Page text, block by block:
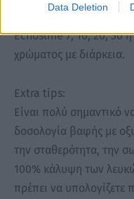
Data Deletion
Η μίξη τους θα πρέπει
Echosline 7, 10, 20, 30
χρώματος με διάρκεια.
Extra tips:
Είναι πολύ σημαντικό
δοσολογία βαφής με
την σταθερότητα, την
100% κάλυψη των
πρέπει να υπολογίζετε